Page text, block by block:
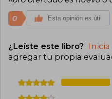
0 Esta opinión es útil
¿Leíste este libro? Inicia
agregar tu propia